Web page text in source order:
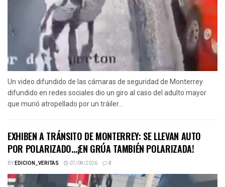
Un video difundido de las cámaras de seguridad de Monterrey
difundido en redes sociales dio un giro al caso del adulto mayor
que murió atropellado por un tráiler...
EXHIBEN A TRÁNSITO DE MONTERREY: SE LLEVAN AUTO
POR POLARIZADO…¡EN GRÚA TAMBIÉN POLARIZADA!
BYEDICION_VERITAS 07/08/2026 0